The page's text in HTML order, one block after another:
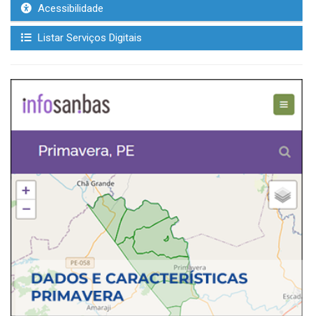
Acessibilidade
Listar Serviços Digitais